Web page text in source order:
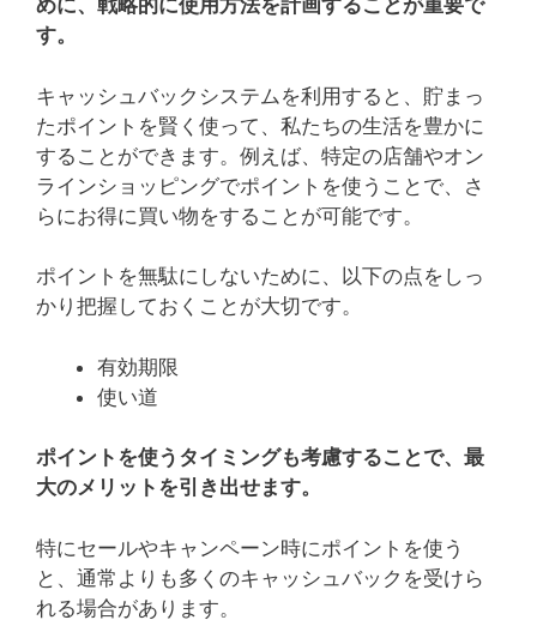
めに、戦略的に使用方法を計画することが重要で
す。
キャッシュバックシステムを利用すると、貯まっ
たポイントを賢く使って、私たちの生活を豊かに
することができます。例えば、特定の店舗やオン
ラインショッピングでポイントを使うことで、さ
らにお得に買い物をすることが可能です。
ポイントを無駄にしないために、以下の点をしっ
かり把握しておくことが大切です。
有効期限
使い道
ポイントを使うタイミングも考慮することで、最
大のメリットを引き出せます。
特にセールやキャンペーン時にポイントを使う
と、通常よりも多くのキャッシュバックを受けら
れる場合があります。